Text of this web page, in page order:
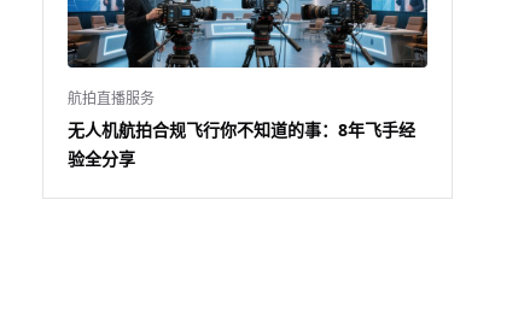
航拍直播服务
无人机航拍合规飞行你不知道的事：8年飞手经
验全分享